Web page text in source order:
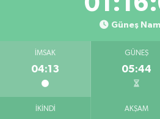
Güneş
İMSAK
04:13
GÜNEŞ
05:44
İKINDI AKŞAM